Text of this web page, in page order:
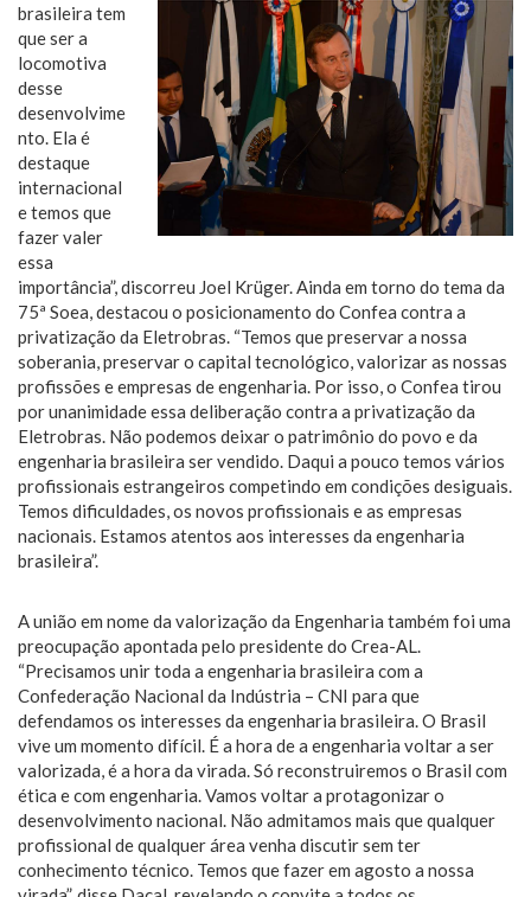
brasileira tem
que ser a
locomotiva
desse
desenvolvime
nto. Ela é
destaque
internacional
e temos que
fazer valer
essa
importância”, discorreu Joel Krüger. Ainda em torno do tema da
75ª Soea, destacou o posicionamento do Confea contra a
privatização da Eletrobras. “Temos que preservar a nossa
soberania, preservar o capital tecnológico, valorizar as nossas
profissões e empresas de engenharia. Por isso, o Confea tirou
por unanimidade essa deliberação contra a privatização da
Eletrobras. Não podemos deixar o patrimônio do povo e da
engenharia brasileira ser vendido. Daqui a pouco temos vários
profissionais estrangeiros competindo em condições desiguais.
Temos dificuldades, os novos profissionais e as empresas
nacionais. Estamos atentos aos interesses da engenharia
brasileira”.
A união em nome da valorização da Engenharia também foi uma
preocupação apontada pelo presidente do Crea-AL.
“Precisamos unir toda a engenharia brasileira com a
Confederação Nacional da Indústria – CNI para que
defendamos os interesses da engenharia brasileira. O Brasil
vive um momento difícil. É a hora de a engenharia voltar a ser
valorizada, é a hora da virada. Só reconstruiremos o Brasil com
ética e com engenharia. Vamos voltar a protagonizar o
desenvolvimento nacional. Não admitamos mais que qualquer
profissional de qualquer área venha discutir sem ter
conhecimento técnico. Temos que fazer em agosto a nossa